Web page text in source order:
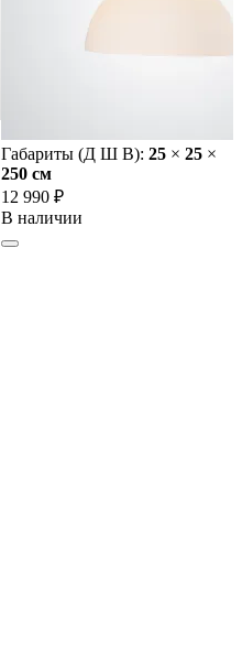
Габариты (Д Ш В): 25 × 25 ×
250 cм
12 990 ₽
В наличии